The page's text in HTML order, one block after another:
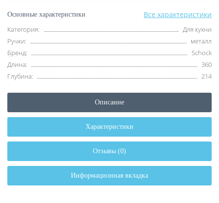
Основные характеристики Все характеристики
Категория:
Для кухни
Ручки:
металл
Бренд:
Schock
Длина:
360
Глубина:
214
Описание
Характеристики
Отзывы (0)
Информационная вкладка